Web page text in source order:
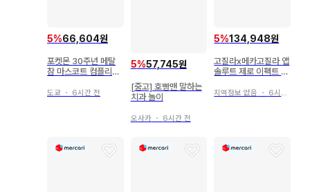
5%66,604원
포켓몬 30주년 메탈
참 마스코트 컴플리트
도쿄 ・ 6시간 전
5%57,745원
[중고] 호빵맨 말하는
치과 놀이
오사카・ 6시간 전
5%134,948원
고질라x메카고질라 앱
솔루트 제로 이펙트 부
지역정보 없음 ・ 6시간 전